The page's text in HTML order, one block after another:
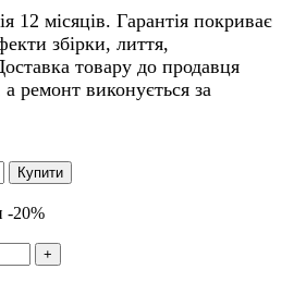
12 місяців. Гарантія покриває
збірки, лиття,
товару до продавця
ремонт виконується за
Купити
-20%
+